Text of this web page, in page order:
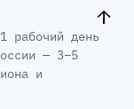
рабочий день
— 3–5
и